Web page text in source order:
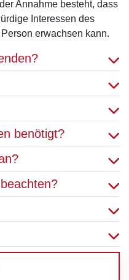
Annahme besteht, dass
Interessen des
erwachsen kann.
benötigt?